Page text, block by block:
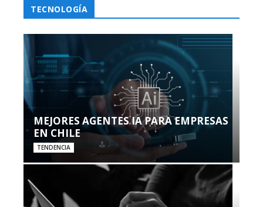
TECNOLOGÍA
MEJORES AGENTES IA PARA EMPRESAS
EN CHILE
TENDENCIA